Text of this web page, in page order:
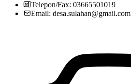
Telepon/Fax: 03665501019
Email: desa.sulahan@gmail.com